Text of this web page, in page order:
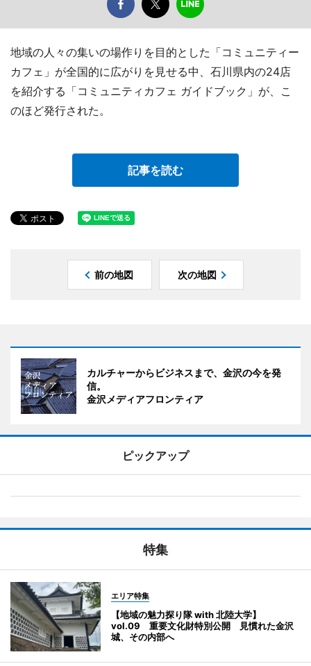
地域の人々の集いの場作りを目的とした「コミュニティー
カフェ」が全国的に広がりを見せる中、石川県内の24店
を紹介する「コミュニティカフェ ガイドブック」が、こ
のほど発行された。
記事を読む
前の地図 次の地図
カルチャーからビジネスまで、金沢の今を発
信。
金沢メディアフロンティア
ピックアップ
特集
エリア特集
【地域の魅力探り隊 with 北陸大学】
vol.09 重要文化財特別公開 見慣れた金沢
城、その内部へ